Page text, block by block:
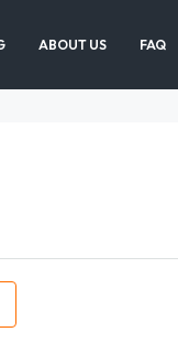
ABOUT US FAQ